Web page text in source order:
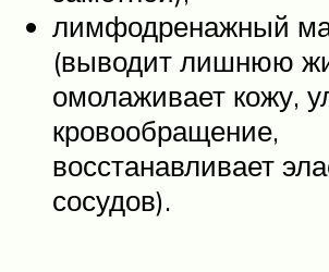
лимфодренажный
(выводит лишнюю
омолаживает кожу,
кровообращение,
восстанавливает
сосудов).